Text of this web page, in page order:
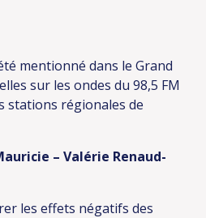
mentionné dans le Grand
sur les ondes du 98,5 FM
stations régionales de
– Valérie Renaud-
les effets négatifs des